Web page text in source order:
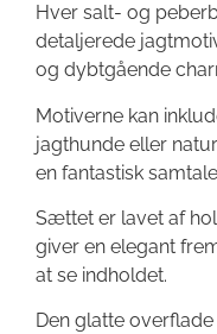
Hver salt- og
detaljerede
og dybtgående
Motiverne kan
jagthunde eller
en fantastisk
Sættet er lavet af
giver en elegant
at se indholdet.
Den glatte